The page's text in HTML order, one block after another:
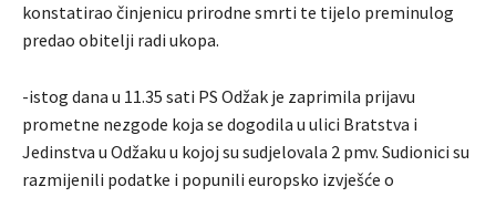
konstatirao činjenicu prirodne smrti te tijelo preminulog
predao obitelji radi ukopa.
-istog dana u 11.35 sati PS Odžak je zaprimila prijavu
prometne nezgode koja se dogodila u ulici Bratstva i
Jedinstva u Odžaku u kojoj su sudjelovala 2 pmv. Sudionici su
razmijenili podatke i popunili europsko izvješće o